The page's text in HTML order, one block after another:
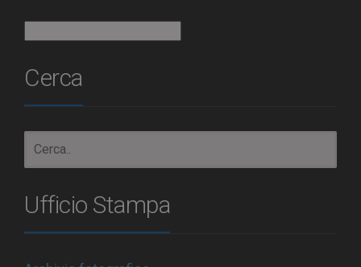
Cerca
Ufficio Stampa